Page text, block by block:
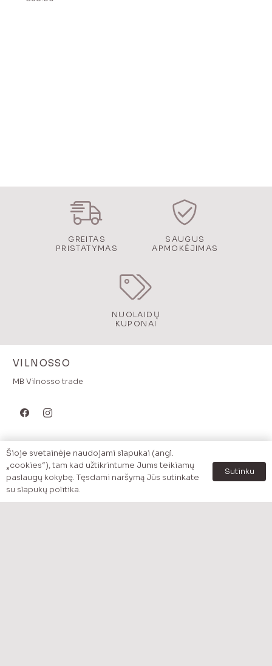
GREITAS
PRISTATYMAS
SAUGUS
APMOKĖJIMAS
NUOLAIDŲ
KUPONAI
VILNOSSO
MB Vilnosso trade
Pradzia
Katalogas
Prekės pagal kategoriją
Šioje svetainėje naudojami slapukai (angl.
„cookies“), tam kad užtikrintume Jums teikiamų
paslaugų kokybę. Tęsdami naršymą Jūs sutinkate
su slapukų politika.
Sutinku